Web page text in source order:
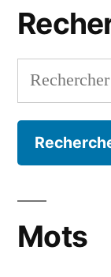
Rechercher :
Mots